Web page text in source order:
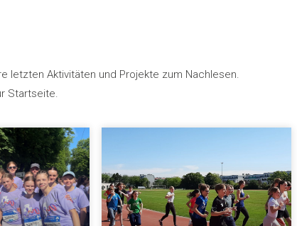
letzten Aktivitäten und Projekte zum Nachlesen.
Startseite.